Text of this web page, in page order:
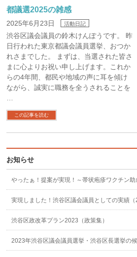
都議選2025の雑感
2025年6月23日 活動日記
渋谷区議会議員の鈴木けんぽうです。 昨
日行われた東京都議会議員選挙、おつか
れさまでした。 まずは、当選された皆さ
まに心よりお祝い申し上げます。これか
らの4年間、都民や地域の声に耳を傾け
ながら、誠実に職務を全うされることを
この記事を読む
お知らせ
やったぁ！提案が実現！～帯状疱疹ワクチン助
実現しました！渋谷区議会議員としての実績（
渋谷区政改革プラン2023（政策集）
2023年渋谷区議会議員選挙・渋谷区長選挙の